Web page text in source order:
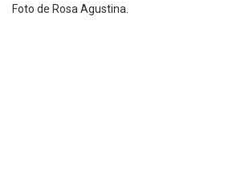
Foto de Rosa Agustina.